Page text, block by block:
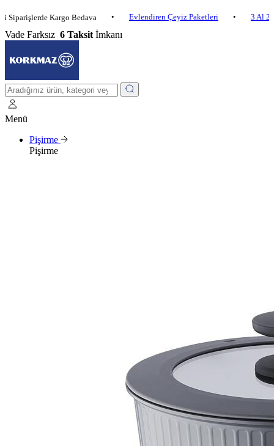
Kargo Bedava • Evlendiren Çeyiz Paketleri • 3 Al 2 Öde
Vade Farksız 6 Taksit İmkanı
Menü
Pişirme
Pişirme